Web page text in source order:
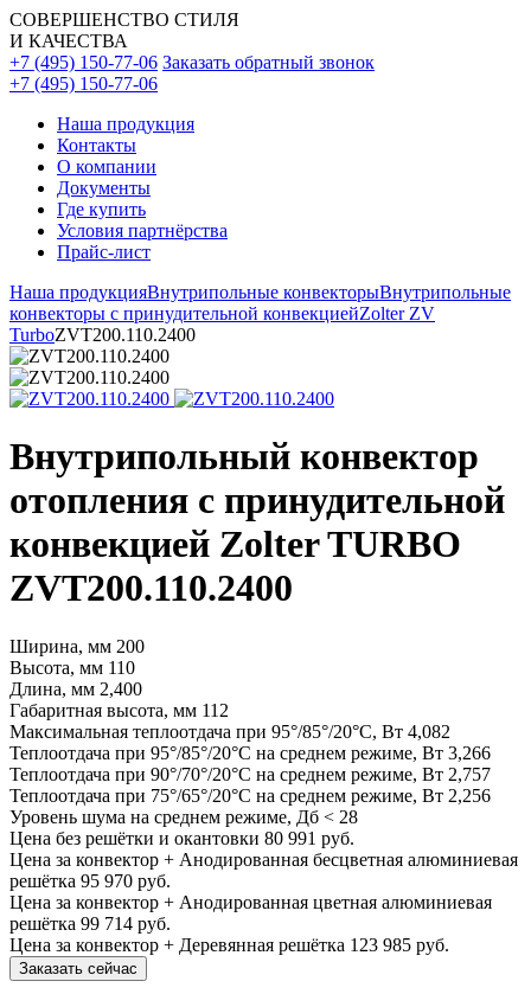
СОВЕРШЕНСТВО СТИЛЯ
И КАЧЕСТВА
+7 (495) 150-77-06 Заказать обратный звонок
+7 (495) 150-77-06
Наша продукция
Контакты
О компании
Документы
Где купить
Условия партнёрства
Прайс-лист
Наша продукцияВнутрипольные конвекторыВнутрипольные
конвекторы с принудительной конвекциейZolter ZV
TurboZVT200.110.2400
Внутрипольный конвектор
отопления с принудительной
конвекцией Zolter TURBO
ZVT200.110.2400
Ширина, мм 200
Высота, мм 110
Длина, мм 2,400
Габаритная высота, мм 112
Максимальная теплоотдача при 95°/85°/20°С, Вт 4,082
Теплоотдача при 95°/85°/20°С на среднем режиме, Вт 3,266
Теплоотдача при 90°/70°/20°С на среднем режиме, Вт 2,757
Теплоотдача при 75°/65°/20°С на среднем режиме, Вт 2,256
Уровень шума на среднем режиме, Дб < 28
Цена без решётки и окантовки 80 991 руб.
Цена за конвектор + Анодированная бесцветная алюминиевая
решётка 95 970 руб.
Цена за конвектор + Анодированная цветная алюминиевая
решётка 99 714 руб.
Цена за конвектор + Деревянная решётка 123 985 руб.
Заказать сейчас